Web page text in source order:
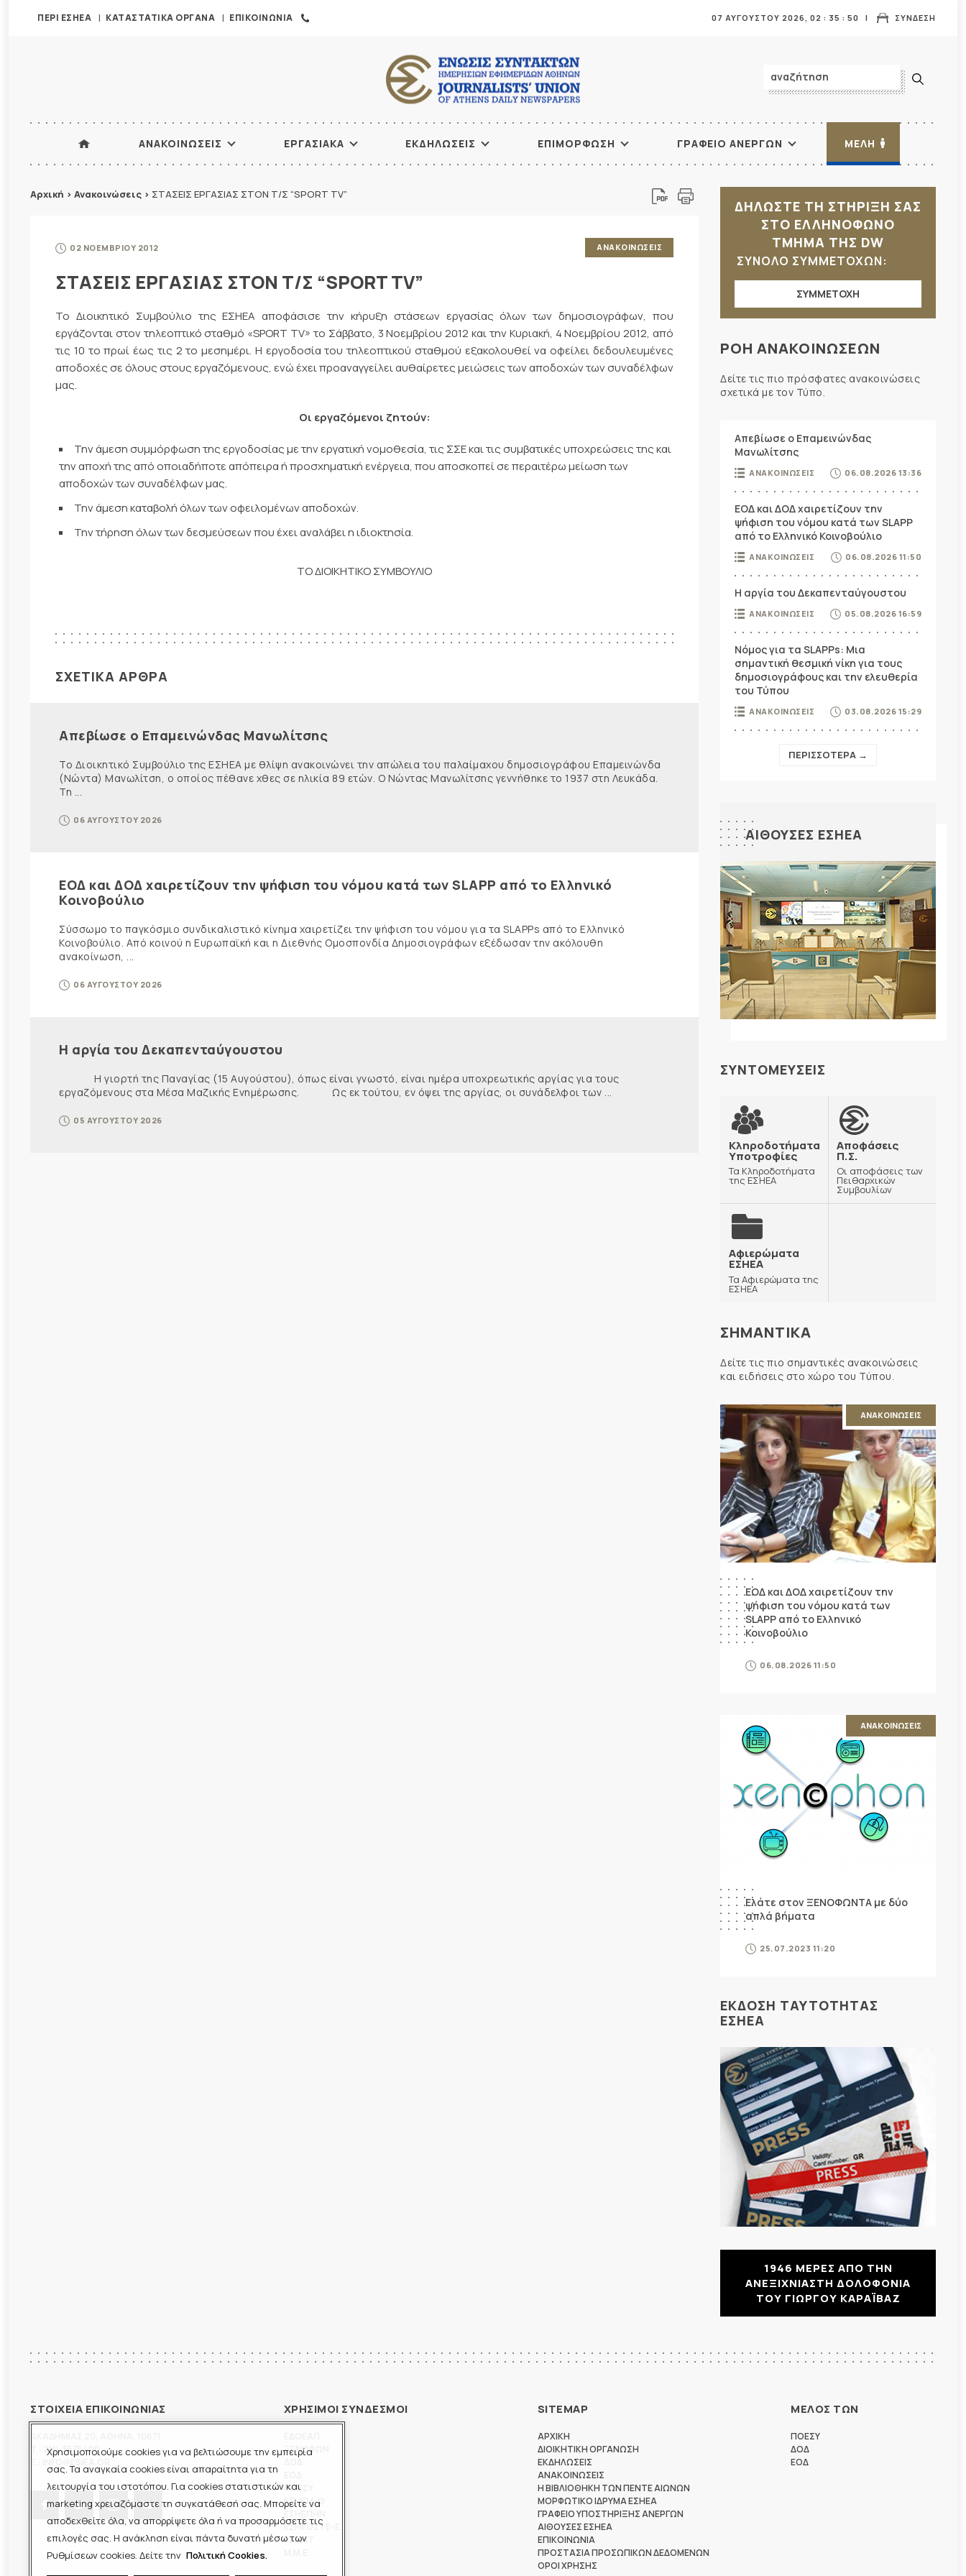
Χρησιμοποιούμε cookies για να βελτιώσουμε την εμπειρία
σας. Τα αναγκαία cookies είναι απαραίτητα για τη
λειτουργία του ιστοτόπου. Για cookies στατιστικών και
marketing χρειαζόμαστε τη συγκατάθεσή σας. Μπορείτε να
αποδεχθείτε όλα, να απορρίψετε όλα ή να προσαρμόσετε τις
επιλογές σας. Η ανάκληση είναι πάντα δυνατή μέσω των
Ρυθμίσεων cookies. Δείτε την Πολιτική Cookies.
ΠΕΡΙ ΕΣΗΕΑ ΚΑΤΑΣΤΑΤΙΚΑ ΟΡΓΑΝΑ ΕΠΙΚΟΙΝΩΝΙΑ ΣΥΝΔΕΣΗ
07 ΑΥΓΟΥΣΤΟΥ 2026, 02 : 35 : 52
ΑΝΑΚΟΙΝΩΣΕΙΣ ΕΡΓΑΣΙΑΚΑ ΕΚΔΗΛΩΣΕΙΣ ΕΠΙΜΟΡΦΩΣΗ ΓΡΑΦΕΙΟ ΑΝΕΡΓΩΝ ΜΕΛΗ
Αρχική > Ανακοινώσεις > ΣΤΑΣΕΙΣ ΕΡΓΑΣΙΑΣ ΣΤΟΝ Τ/Σ “SPORT TV”
02 ΝΟΕΜΒΡΙΟΥ 2012 ΑΝΑΚΟΙΝΩΣΕΙΣ
ΣΤΑΣΕΙΣ ΕΡΓΑΣΙΑΣ ΣΤΟΝ Τ/Σ “SPORT TV”
Το Διοικητικό Συμβούλιο της ΕΣΗΕΑ αποφάσισε την κήρυξη στάσεων εργασίας όλων των δημοσιογράφων, που
εργάζονται στον τηλεοπτικό σταθμό «SPORT TV» το Σάββατο, 3 Νοεμβρίου 2012 και την Κυριακή, 4 Νοεμβρίου 2012, από
τις 10 το πρωί έως τις 2 το μεσημέρι. Η εργοδοσία του τηλεοπτικού σταθμού εξακολουθεί να οφείλει δεδουλευμένες
αποδοχές σε όλους στους εργαζόμενους, ενώ έχει προαναγγείλει αυθαίρετες μειώσεις των αποδοχών των συναδέλφων
μας.
Οι εργαζόμενοι ζητούν:
Την άμεση συμμόρφωση της εργοδοσίας με την εργατική νομοθεσία, τις ΣΣΕ και τις συμβατικές υποχρεώσεις της και
την αποχή της από οποιαδήποτε απόπειρα ή προσχηματική ενέργεια, που αποσκοπεί σε περαιτέρω μείωση των
αποδοχών των συναδέλφων μας.
Την άμεση καταβολή όλων των οφειλομένων αποδοχών.
Την τήρηση όλων των δεσμεύσεων που έχει αναλάβει η ιδιοκτησία.
ΤΟ ΔΙΟΙΚΗΤΙΚΟ ΣΥΜΒΟΥΛΙΟ
ΣΧΕΤΙΚΑ ΑΡΘΡΑ
Απεβίωσε ο Επαμεινώνδας Μανωλίτσης
Το Διοικητικό Συμβούλιο της ΕΣΗΕΑ με θλίψη ανακοινώνει την απώλεια του παλαίμαχου δημοσιογράφου Επαμεινώνδα
(Νώντα) Μανωλίτση, ο οποίος πέθανε χθες σε ηλικία 89 ετών. Ο Νώντας Μανωλίτσης γεννήθηκε το 1937 στη Λευκάδα.
Τη ...
06 ΑΥΓΟΥΣΤΟΥ 2026
ΕΟΔ και ΔΟΔ χαιρετίζουν την ψήφιση του νόμου κατά των SLAPP από το Ελληνικό
Κοινοβούλιο
Σύσσωμο το παγκόσμιο συνδικαλιστικό κίνημα χαιρετίζει την ψήφιση του νόμου για τα SLAPPs από το Ελληνικό
Κοινοβούλιο. Από κοινού η Ευρωπαϊκή και η Διεθνής Ομοσπονδία Δημοσιογράφων εξέδωσαν την ακόλουθη
ανακοίνωση, ...
06 ΑΥΓΟΥΣΤΟΥ 2026
Η αργία του Δεκαπενταύγουστου
Η γιορτή της Παναγίας (15 Αυγούστου), όπως είναι γνωστό, είναι ημέρα υποχρεωτικής αργίας για τους
εργαζόμενους στα Μέσα Μαζικής Ενημέρωσης. Ως εκ τούτου, εν όψει της αργίας, οι συνάδελφοι των ...
05 ΑΥΓΟΥΣΤΟΥ 2026
ΔΗΛΩΣΤΕ ΤΗ ΣΤΗΡΙΞΗ ΣΑΣ
ΣΤΟ ΕΛΛΗΝΟΦΩΝΟ
ΤΜΗΜΑ ΤΗΣ DW
ΣΥΝΟΛΟ ΣΥΜΜΕΤΟΧΩΝ:
ΣΥΜΜΕΤΟΧΗ
ΡΟΗ ΑΝΑΚΟΙΝΩΣΕΩΝ
Δείτε τις πιο πρόσφατες ανακοινώσεις
σχετικά με τον Τύπο.
Απεβίωσε ο Επαμεινώνδας
Μανωλίτσης
ΑΝΑΚΟΙΝΩΣΕΙΣ 06.08.2026 13:36
ΕΟΔ και ΔΟΔ χαιρετίζουν την
ψήφιση του νόμου κατά των SLAPP
από το Ελληνικό Κοινοβούλιο
ΑΝΑΚΟΙΝΩΣΕΙΣ 06.08.2026 11:50
Η αργία του Δεκαπενταύγουστου
ΑΝΑΚΟΙΝΩΣΕΙΣ 05.08.2026 16:59
Νόμος για τα SLAPPs: Μια
σημαντική θεσμική νίκη για τους
δημοσιογράφους και την ελευθερία
του Τύπου
ΑΝΑΚΟΙΝΩΣΕΙΣ 03.08.2026 15:29
ΠΕΡΙΣΣΟΤΕΡΑ →
ΑΙΘΟΥΣΕΣ ΕΣΗΕΑ
ΣΥΝΤΟΜΕΥΣΕΙΣ
Κληροδοτήματα
Υποτροφίες
Τα Κληροδοτήματα
της ΕΣΗΕΑ
Αποφάσεις
Π.Σ.
Οι αποφάσεις των
Πειθαρχικών
Συμβουλίων
Αφιερώματα
ΕΣΗΕΑ
Τα Αφιερώματα της
ΕΣΗΕΑ
ΣΗΜΑΝΤΙΚΑ
Δείτε τις πιο σημαντικές ανακοινώσεις
και ειδήσεις στο χώρο του Τύπου.
ΑΝΑΚΟΙΝΩΣΕΙΣ
ΕΟΔ και ΔΟΔ χαιρετίζουν την
ψήφιση του νόμου κατά των
SLAPP από το Ελληνικό
Κοινοβούλιο
06.08.2026 11:50
ΑΝΑΚΟΙΝΩΣΕΙΣ
Ελάτε στον ΞΕΝΟΦΩΝΤΑ με δύο
απλά βήματα
25.07.2023 11:20
ΕΚΔΟΣΗ ΤΑΥΤΟΤΗΤΑΣ
ΕΣΗΕΑ
1946 ΜΕΡΕΣ ΑΠΟ ΤΗΝ
ΑΝΕΞΙΧΝΙΑΣΤΗ ΔΟΛΟΦΟΝΙΑ
ΤΟΥ ΓΙΩΡΓΟΥ ΚΑΡΑΪΒΑΖ
ΣΤΟΙΧΕΙΑ ΕΠΙΚΟΙΝΩΝΙΑΣ
210-3675400
ΧΡΗΣΙΜΟΙ ΣΥΝΔΕΣΜΟΙ
ΞΕΝΟΦΩΝ
ΠΟΕΣΥ
ΕΣΗΕΜ-Θ
ΕΣΗΕΘΣΤΕ-Ε
ΕΣΠΗΤ
SITEMAP
ΑΡΧΙΚΗ
ΔΙΟΙΚΗΤΙΚΗ ΟΡΓΑΝΩΣΗ
ΕΚΔΗΛΩΣΕΙΣ
ΑΝΑΚΟΙΝΩΣΕΙΣ
Η ΒΙΒΛΙΟΘΗΚΗ ΤΩΝ ΠΕΝΤΕ ΑΙΩΝΩΝ
ΜΟΡΦΩΤΙΚΟ ΙΔΡΥΜΑ ΕΣΗΕΑ
ΓΡΑΦΕΙΟ ΥΠΟΣΤΗΡΙΞΗΣ ΑΝΕΡΓΩΝ
ΑΙΘΟΥΣΕΣ ΕΣΗΕΑ
ΕΠΙΚΟΙΝΩΝΙΑ
ΠΡΟΣΤΑΣΙΑ ΠΡΟΣΩΠΙΚΩΝ ΔΕΔΟΜΕΝΩΝ
ΟΡΟΙ ΧΡΗΣΗΣ
ΜΕΛΟΣ ΤΩΝ
ΠΟΕΣΥ
ΔΟΔ
ΕΟΔ